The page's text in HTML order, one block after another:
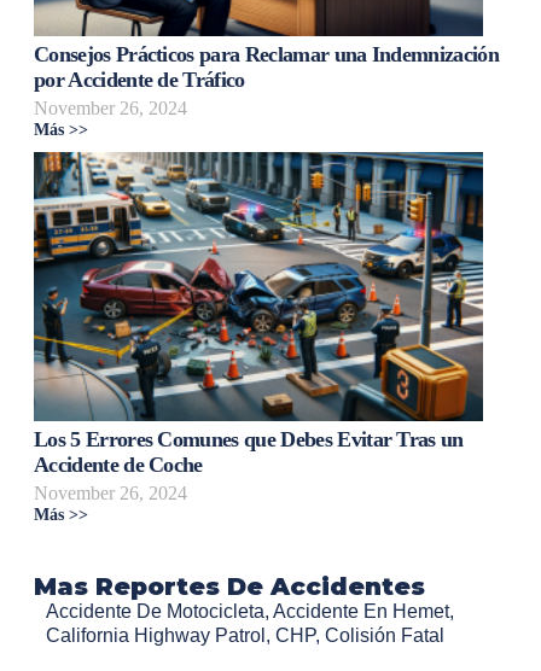
Consejos Prácticos para Reclamar una Indemnización
por Accidente de Tráfico
November 26, 2024
Más >>
Los 5 Errores Comunes que Debes Evitar Tras un
Accidente de Coche
November 26, 2024
Más >>
Mas Reportes De Accidentes
Accidente De Motocicleta, Accidente En Hemet,
California Highway Patrol , CHP, Colisión Fatal